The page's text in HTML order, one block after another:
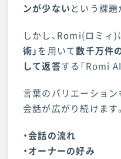
ンが少ないという課題
しかし、Romi(ロミィ)
術」を用いて数千万件
して返答する「Romi
言葉のバリエーション
会話が広がり続けます。
・会話の流れ
・オーナーの好み